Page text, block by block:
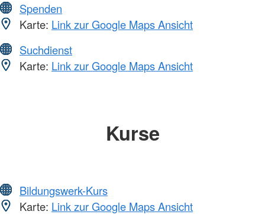
Spenden
Karte: Link zur Google Maps Ansicht
Suchdienst
Karte: Link zur Google Maps Ansicht
Kurse
Bildungswerk-Kurs
Karte: Link zur Google Maps Ansicht